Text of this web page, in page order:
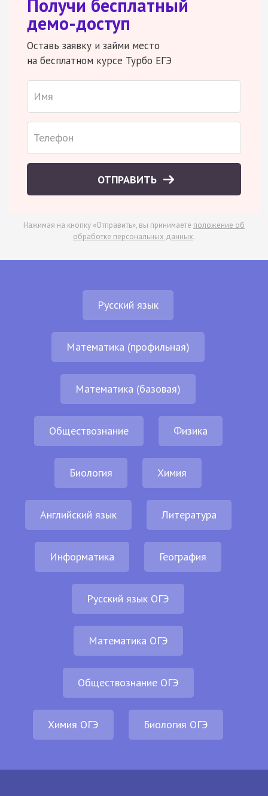
Получи бесплатный
демо-доступ
Оставь заявку и займи место
на бесплатном курсе Турбо ЕГЭ
ОТПРАВИТЬ
Нажимая на кнопку «Отправить», вы принимаете положение об
обработке персональных данных.
Русский язык
Математика (профильная)
Математика (базовая)
Обществознание Физика
Биология Химия
Английский язык Литература
Информатика География
Русский язык ОГЭ
Математика ОГЭ
Обществознание ОГЭ
Химия ОГЭ Биология ОГЭ